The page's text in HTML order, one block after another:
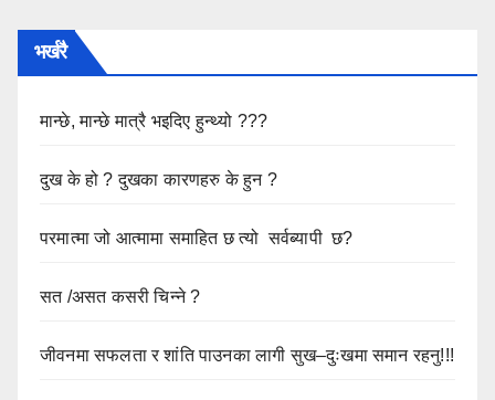
भर्खरै
मान्छे, मान्छे मात्रै भइदिए हुन्थ्यो ???
दुख के हो ? दुखका कारणहरु के हुन ?
परमात्मा जो आत्मामा समाहित छ त्यो सर्वब्यापी छ?
सत /असत कसरी चिन्ने ?
जीवनमा सफलता र शांति पाउनका लागी सुख–दुःखमा समान रहनु!!!